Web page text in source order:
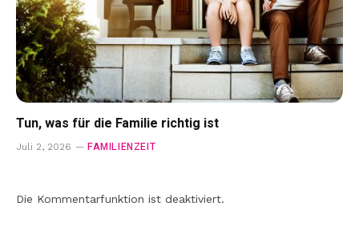
Tun, was für die Familie richtig ist
Juli 2, 2026 FAMILIENZEIT
Die Kommentarfunktion ist deaktiviert.